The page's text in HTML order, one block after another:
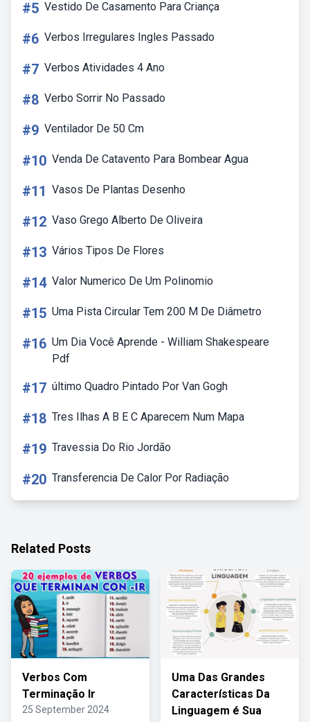
#5 Vestido De Casamento Para Criança
#6 Verbos Irregulares Ingles Passado
#7 Verbos Atividades 4 Ano
#8 Verbo Sorrir No Passado
#9 Ventilador De 50 Cm
#10 Venda De Catavento Para Bombear Agua
#11 Vasos De Plantas Desenho
#12 Vaso Grego Alberto De Oliveira
#13 Vários Tipos De Flores
#14 Valor Numerico De Um Polinomio
#15 Uma Pista Circular Tem 200 M De Diâmetro
#16 Um Dia Você Aprende - William Shakespeare
Pdf
#17 último Quadro Pintado Por Van Gogh
#18 Tres Ilhas A B E C Aparecem Num Mapa
#19 Travessia Do Rio Jordão
#20 Transferencia De Calor Por Radiação
Related Posts
Verbos Com
Terminação Ir
25 September 2024
Uma Das Grandes
Características Da
Linguagem é Sua